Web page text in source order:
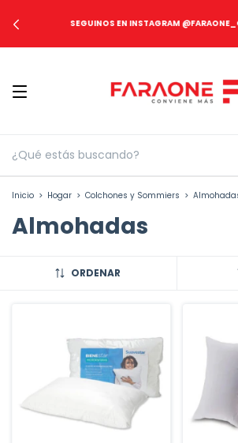
SEGUINOS EN INSTAGRAM
Inicio > Hogar > Colchones y Sommiers >
Almohadas
ORDENAR